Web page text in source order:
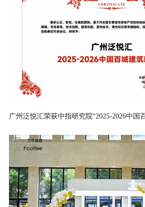
广州泛悦汇荣获中指研究院“2025-2026中国